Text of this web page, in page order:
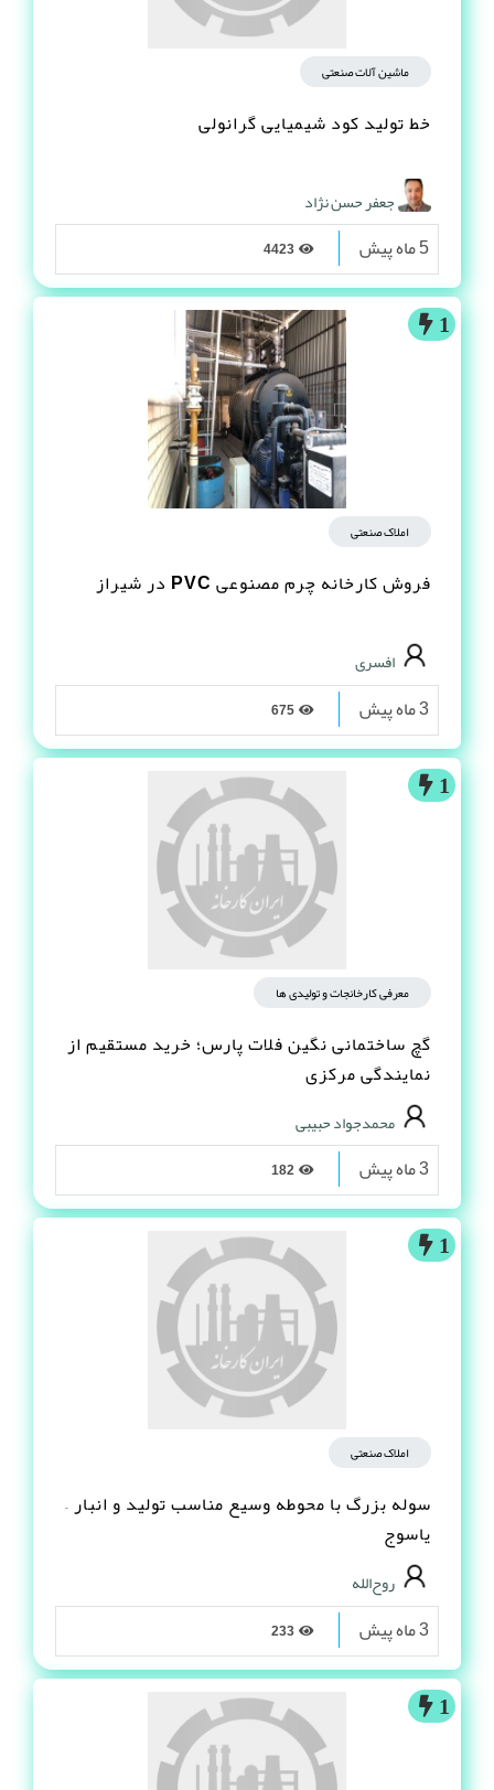
ماشین آلات صنعتی
خط تولید کود شیمیایی گرانولی
جعفر حسن نژاد
5 ماه پیش
1
املاک صنعتی
فروش کارخانه چرم مصنوعى PVC در شیراز
افسری
3 ماه پیش
1
معرفی کارخانجات و تولیدی ها
گچ ساختمانی نگین فلات پارس؛ خرید مستقیم از
نمایندگی مرکزی
محمدجواد حبیبی
3 ماه پیش
1
املاک صنعتی
سوله بزرگ با محوطه وسیع مناسب تولید و انبار –
یاسوج
روح‌الله
3 ماه پیش
1